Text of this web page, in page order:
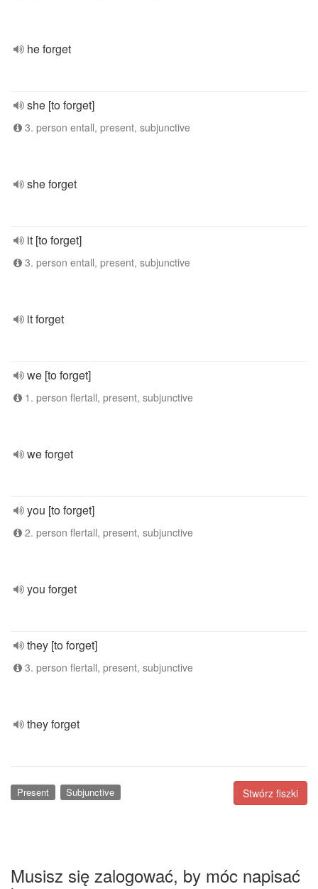
he forget
she [to forget]
3. person entall, present, subjunctive
she forget
it [to forget]
3. person entall, present, subjunctive
it forget
we [to forget]
1. person flertall, present, subjunctive
we forget
you [to forget]
2. person flertall, present, subjunctive
you forget
they [to forget]
3. person flertall, present, subjunctive
they forget
Stwórz fiszki
Present Subjunctive
Musisz się zalogować, by móc napisać